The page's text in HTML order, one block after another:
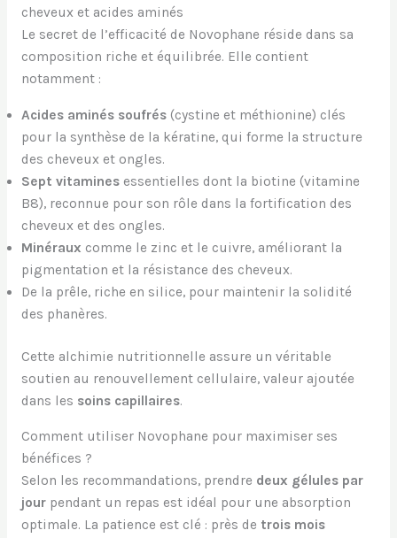
cheveux et acides aminés
Le secret de l’efficacité de Novophane réside dans sa
composition riche et équilibrée. Elle contient
notamment :
Acides aminés soufrés(cystine et méthionine) clés
pour la synthèse de la kératine, qui forme la structure
des cheveux et ongles.
Sept vitaminesessentielles dont la biotine (vitamine
B8), reconnue pour son rôle dans la fortification des
cheveux et des ongles.
Minéraux comme le zinc et le cuivre, améliorant la
pigmentation et la résistance des cheveux.
De la prêle, riche en silice, pour maintenir la solidité
des phanères.
Cette alchimie nutritionnelle assure un véritable
soutien au renouvellement cellulaire, valeur ajoutée
dans les soins capillaires.
Comment utiliser Novophane pour maximiser ses
bénéfices ?
Selon les recommandations, prendre deux gélules par
jourpendant un repas est idéal pour une absorption
optimale. La patience est clé : près de trois mois